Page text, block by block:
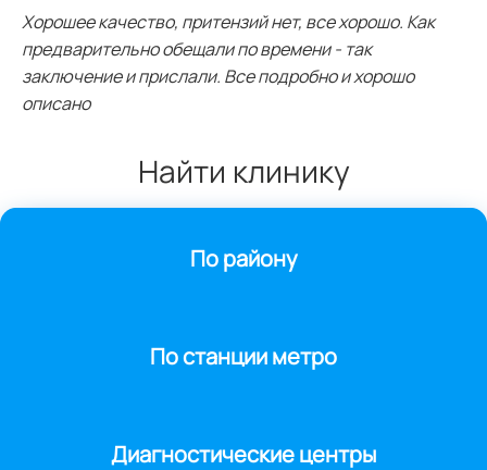
Хорошее качество, притензий нет, все хорошо. Как
предварительно обещали по времени - так
заключение и прислали. Все подробно и хорошо
описано
Найти клинику
По району
По станции метро
Диагностические центры